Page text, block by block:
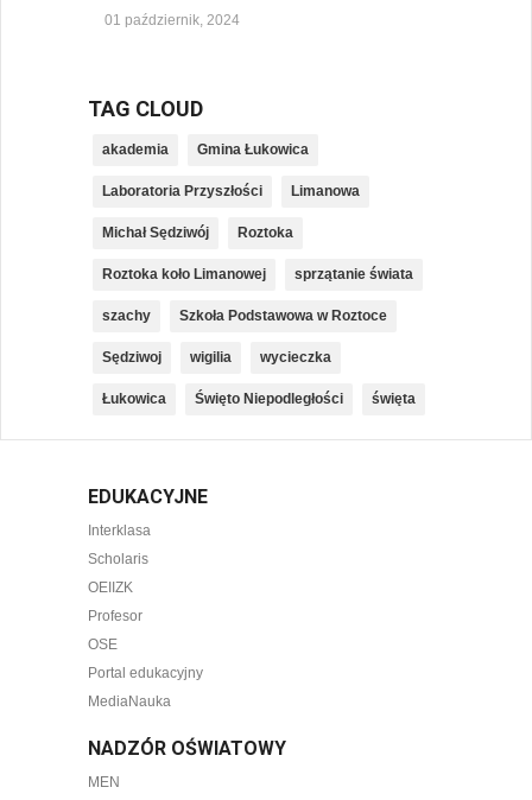
01 październik, 2024
TAG CLOUD
akademia Gmina Łukowica
Laboratoria Przyszłości Limanowa
Michał Sędziwój Roztoka
Roztoka koło Limanowej sprzątanie świata
szachy Szkoła Podstawowa w Roztoce
Sędziwoj wigilia wycieczka
Łukowica Święto Niepodległości święta
EDUKACYJNE
Interklasa
Scholaris
OEIIZK
Profesor
OSE
Portal edukacyjny
MediaNauka
NADZÓR OŚWIATOWY
MEN